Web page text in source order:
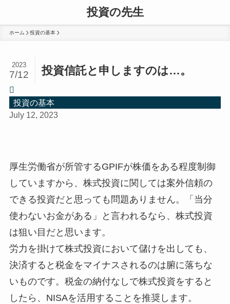
投資の先生
ホーム 投資の基本
投資信託と申しますのは…。
2023
7/12
投資の基本
July 12, 2023
厚生労働省が所管するGPIFが株価をある程度制御
していますから、株式投資に関しては案外信頼の
できる投資だと思っても問題ありません。「当分
使わないお金がある」と言われるなら、株式投資
は狙い目だと思います。
労力を掛けて株式投資において儲けを出しても、
決済すると税金をマイナスされるのは腑に落ちな
いものです。税金の納付なしで株式投資をすると
したら、NISAを活用することを推奨します。